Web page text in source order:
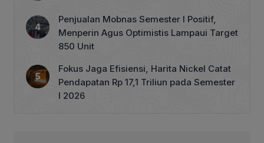
Penjualan Mobnas Semester I Positif,
Menperin Agus Optimistis Lampaui Target
850 Unit
Fokus Jaga Efisiensi, Harita Nickel Catat
Pendapatan Rp 17,1 Triliun pada Semester
I 2026